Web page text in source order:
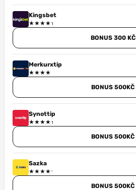
Kingsbet
BONUS 300 KČ
Merkurxtip
BONUS 500KČ
Synottip
BONUS 500KČ
Sazka
BONUS 500KČ